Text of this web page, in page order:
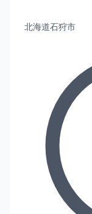
北海道石狩市